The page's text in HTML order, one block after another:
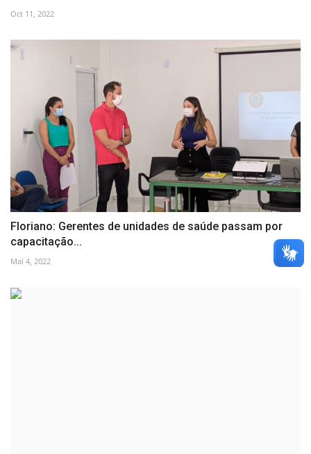
Oct 11, 2022
Floriano: Gerentes de unidades de saúde passam por
capacitação...
Mai 4, 2022